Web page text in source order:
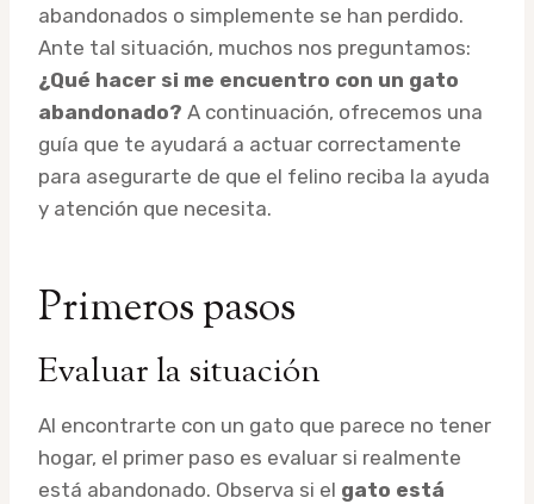
abandonados o simplemente se han perdido.
Ante tal situación, muchos nos preguntamos:
¿Qué hacer si me encuentro con un gato
abandonado? A continuación, ofrecemos una
guía que te ayudará a actuar correctamente
para asegurarte de que el felino reciba la ayuda
y atención que necesita.
Primeros pasos
Evaluar la situación
Al encontrarte con un gato que parece no tener
hogar, el primer paso es evaluar si realmente
está abandonado. Observa si el gato está